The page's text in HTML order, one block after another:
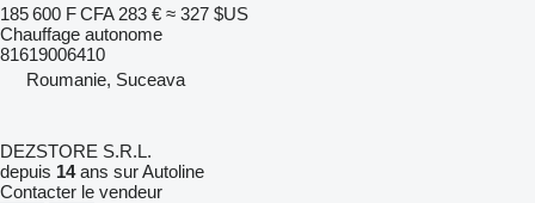
185 600 F CFA 283 € ≈ 327 $US
Chauffage autonome
81619006410
Roumanie, Suceava
DEZSTORE S.R.L.
depuis 14ans sur Autoline
Contacter le vendeur